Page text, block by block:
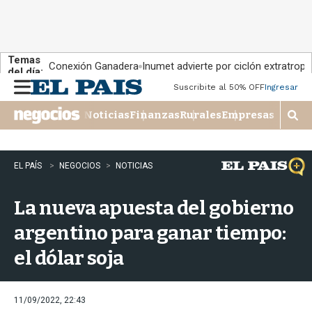
Temas
del día: Conexión Ganadera Inumet advierte por ciclón
n
u
Suscribite al 50% OFFIngresar
NoticiasFinanzasRuralesEmpresas
M
o
s
t
r
r
b
EL PAÍS NEGOCIOS NOTICIAS
La nueva apuesta del gobierno
argentino para ganar tiempo:
el dólar soja
11/09/2022, 22:43